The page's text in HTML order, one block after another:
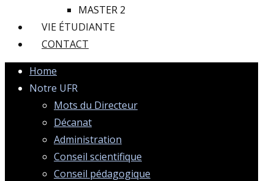
MASTER 2
VIE ÉTUDIANTE
CONTACT
Home
Notre UFR
Mots du Directeur
Décanat
Administration
Conseil scientifique
Conseil pédagogique